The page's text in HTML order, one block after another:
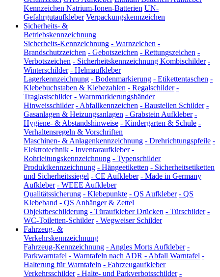
Kennzeichen Natrium-Ionen-Batterien UN-
Gefahrgutaufkleber Verpackungskennzeichen
Sicherheits- &
Betriebskennzeichnung
Sicherheits-Kennzeichnung - Warnzeichen -
Brandschutzzeichen - Gebotszeichen - Rettungszeichen -
Verbotszeichen - Sicherheitskennzeichnung Kombischilder -
Winterschilder - Helmaufkleber
Lagerkennzeichnung - Bodenmarkierung - Etikettentaschen -
Klebebuchstaben & Klebezahlen - Regalschilder -
Traglastschilder - Warnmarkierungsbänder
Hinweisschilder - Abfallkennzeichen - Baustellen Schilder -
Gasanlagen & Heizungsanlagen - Grabstein Aufkleber -
Hygiene- & Abstandshinweise - Kindergarten & Schule -
Verhaltensregeln & Vorschriften
Maschinen- & Anlagenkennzeichnung - Drehrichtungspfeile -
Elektrotechnik - Inventaraufkleber -
Rohrleitungskennzeichnung - Typenschilder
Produktkennzeichnung - Hängeetiketten - Sicherheitsetiketten
und Sicherheitssiegel - CE Aufkleber - Made in Germany
Aufkleber - WEEE Aufkleber
Qualitätssicherung - Klebepunkte - QS Aufkleber - QS
Klebeband - QS Anhänger & Zettel
Objektbeschilderung - Türaufkleber Drücken - Türschilder -
WC-Toiletten-Schilder - Wegweiser Schilder
Fahrzeug- &
Verkehrskennzeichnung
Fahrzeug-Kennzeichnung - Angles Morts Aufkleber -
Parkwarntafel - Warntafeln nach ADR - Abfall Warntafel -
Halterung für Warntafeln - Fahrzeugaufkleber
Verkehrsschilder - Halte- und Parkverbotsschilder -